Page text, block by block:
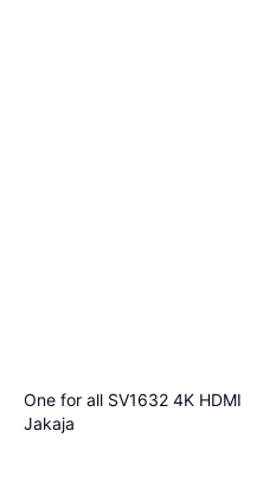
Kaapeliadapteri
44,11 €
One for all SV1632 4K HDMI
Jakaja